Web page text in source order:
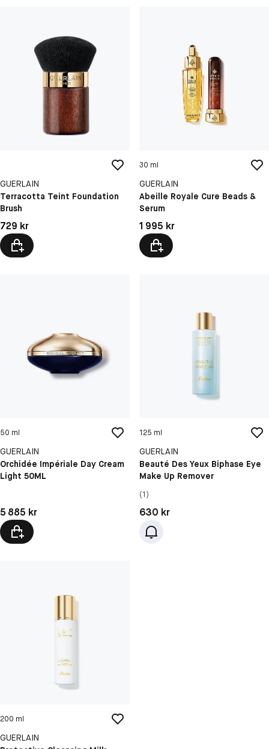
GUERLAIN
Terracotta Teint Foundation
Brush
Pris: 729 kr
729 kr
30 ml
GUERLAIN
Abeille Royale Cure Beads &
Serum
Pris: 1 995 kr
1 995 kr
50 ml
GUERLAIN
Orchidée Impériale Day Cream
Light 50ML
Pris: 5 885 kr
5 885 kr
125 ml
GUERLAIN
Beauté Des Yeux Biphase Eye
Make Up Remover
(1)
Pris: 630 kr
630 kr
200 ml
GUERLAIN